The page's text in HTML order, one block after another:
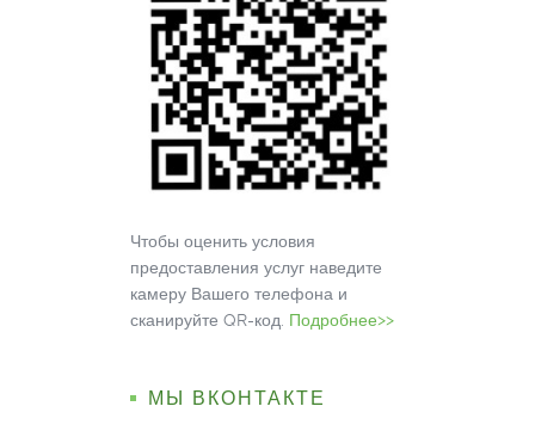
Чтобы оценить условия
предоставления услуг наведите
камеру Вашего телефона и
сканируйте QR-код. Подробнее>>
МЫ ВКОНТАКТЕ